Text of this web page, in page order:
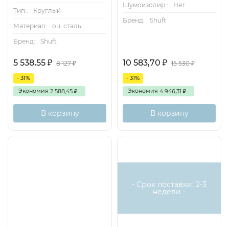
Тип.:
Круглый
Материал:
оц. сталь
Бренд:
Shuft
5 538,55 ₽ 8 127₽
- 31%
Экономия 2 588,45 ₽
В корзину
Шумоизолир.:
Нет
Бренд:
Shuft
10 583,70 ₽ 15 530₽
- 31%
Экономия 4 946,31 ₽
В корзину
- Срок поставки: 2-3
недели -